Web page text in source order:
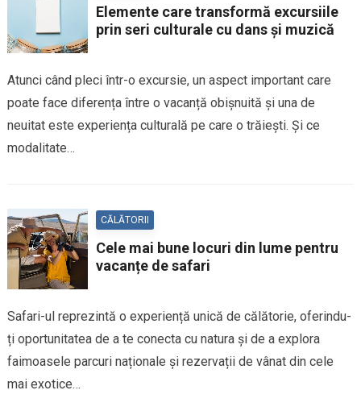
Elemente care transformă excursiile
prin seri culturale cu dans și muzică
Atunci când pleci într-o excursie, un aspect important care
poate face diferența între o vacanță obișnuită și una de
neuitat este experiența culturală pe care o trăiești. Și ce
modalitate…
CĂLĂTORII
Cele mai bune locuri din lume pentru
vacanțe de safari
Safari-ul reprezintă o experiență unică de călătorie, oferindu-
ți oportunitatea de a te conecta cu natura și de a explora
faimoasele parcuri naționale și rezervații de vânat din cele
mai exotice…